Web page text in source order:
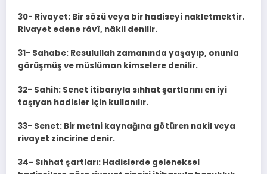
30- Rivayet: Bir sözü veya bir hadiseyi nakletmektir.
Rivayet edene râvî, nâkil denilir.
31- Sahabe: Resulullah zamanında yaşayıp, onunla
görüşmüş ve müslüman kimselere denilir.
32- Sahih: Senet itibarıyla sıhhat şartlarını en iyi
taşıyan hadisler için kullanılır.
33- Senet: Bir metni kaynağına götüren nakil veya
rivayet zincirine denir.
34- Sıhhat şartları: Hadislerde geleneksel